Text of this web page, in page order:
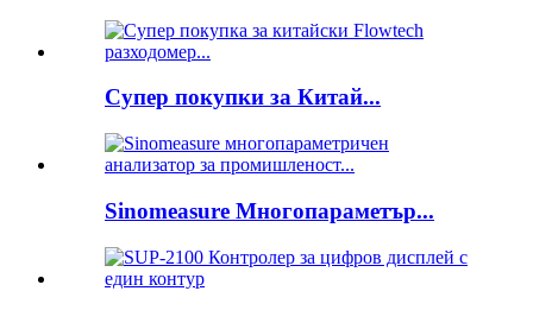
Супер покупки за Китай...
Sinomeasure Многопараметър...